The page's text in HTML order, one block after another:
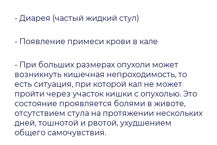
- Диарея (частый жидкий стул)
- Появление примеси крови в кале
- При больших размерах опухоли может
возникнуть кишечная непроходимость, то
есть ситуация, при которой кал не может
пройти через участок кишки с опухолью. Это
состояние проявляется болями в животе,
отсутствием стула на протяжении нескольких
дней, тошнотой и рвотой, ухудшением
общего самочувствия.